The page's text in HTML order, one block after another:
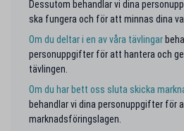
Dessutom behandlar vi dina
ska fungera och för att minnas dina val.
Om du deltar i en av våra tävlingar
personuppgifter för att hantera och
tävlingen.
Om du har bett oss sluta skicka
behandlar vi dina personuppgifter för
marknadsföringslagen.